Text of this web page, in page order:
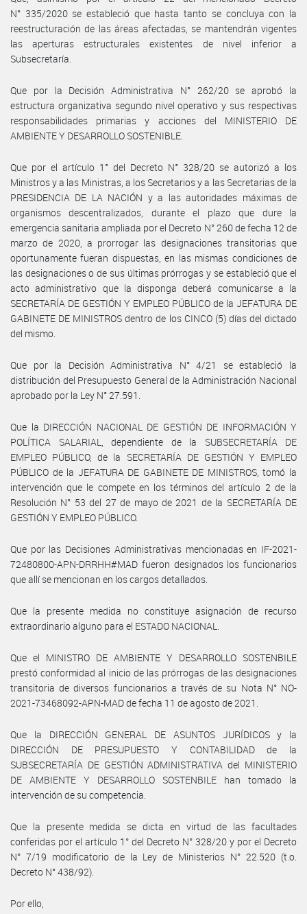
N° 335/2020 se estableció que hasta tanto se concluya con la
reestructuración de las áreas afectadas, se mantendrán vigentes
las aperturas estructurales existentes de nivel inferior a
Subsecretaría.
Que por la Decisión Administrativa N° 262/20 se aprobó la
estructura organizativa segundo nivel operativo y sus respectivas
responsabilidades primarias y acciones del MINISTERIO DE
AMBIENTE Y DESARROLLO SOSTENIBLE.
Que por el artículo 1° del Decreto N° 328/20 se autorizó a los
Ministros y a las Ministras, a los Secretarios y a las Secretarias de la
PRESIDENCIA DE LA NACIÓN y a las autoridades máximas de
organismos descentralizados, durante el plazo que dure la
emergencia sanitaria ampliada por el Decreto N° 260 de fecha 12 de
marzo de 2020, a prorrogar las designaciones transitorias que
oportunamente fueran dispuestas, en las mismas condiciones de
las designaciones o de sus últimas prórrogas y se estableció que el
acto administrativo que la disponga deberá comunicarse a la
SECRETARÍA DE GESTIÓN Y EMPLEO PÚBLICO de la JEFATURA DE
GABINETE DE MINISTROS dentro de los CINCO (5) días del dictado
del mismo.
Que por la Decisión Administrativa N° 4/21 se estableció la
distribución del Presupuesto General de la Administración Nacional
aprobado por la Ley N° 27.591.
Que la DIRECCIÓN NACIONAL DE GESTIÓN DE INFORMACIÓN Y
POLÍTICA SALARIAL, dependiente de la SUBSECRETARÍA DE
EMPLEO PÚBLICO, de la SECRETARÍA DE GESTIÓN Y EMPLEO
PÚBLICO de la JEFATURA DE GABINETE DE MINISTROS, tomó la
intervención que le compete en los términos del artículo 2 de la
Resolución N° 53 del 27 de mayo de 2021 de la SECRETARÍA DE
GESTIÓN Y EMPLEO PÚBLICO.
Que por las Decisiones Administrativas mencionadas en IF-2021-
72480800-APN-DRRHH#MAD fueron designados los funcionarios
que allí se mencionan en los cargos detallados.
Que la presente medida no constituye asignación de recurso
extraordinario alguno para el ESTADO NACIONAL.
Que el MINISTRO DE AMBIENTE Y DESARROLLO SOSTENBILE
prestó conformidad al inicio de las prórrogas de las designaciones
transitoria de diversos funcionarios a través de su Nota N° NO-
2021-73468092-APN-MAD de fecha 11 de agosto de 2021.
Que la DIRECCIÓN GENERAL DE ASUNTOS JURÍDICOS y la
DIRECCIÓN DE PRESUPUESTO Y CONTABILIDAD de la
SUBSECRETARÍA DE GESTIÓN ADMINISTRATIVA del MINISTERIO
DE AMBIENTE Y DESARROLLO SOSTENBILE han tomado la
intervención de su competencia.
Que la presente medida se dicta en virtud de las facultades
conferidas por el artículo 1° del Decreto N° 328/20 y por el Decreto
N° 7/19 modificatorio de la Ley de Ministerios N° 22.520 (t.o.
Decreto N° 438/92).
Por ello,